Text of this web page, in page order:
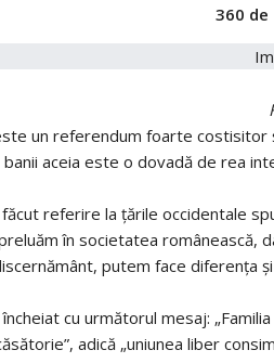
360
un referendum foarte
aceia este o dovadă de rea
referire la țările occidentale
în societatea românească,
putem face diferența
cu următorul mesaj:
adică „uniunea liber